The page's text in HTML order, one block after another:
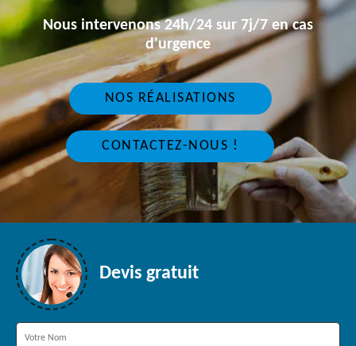
Nous intervenons 24h/24 sur 7j/7 en cas
d'urgence
NOS RÉALISATIONS
CONTACTEZ-NOUS !
Devis gratuit